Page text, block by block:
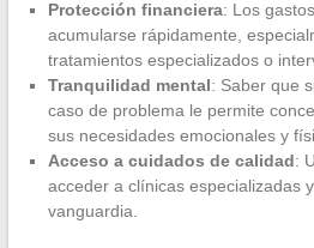
Protección financiera: Los
acumularse rápidamente,
tratamientos especializados o
Tranquilidad mental: Saber que
caso de problema le permite
sus necesidades emocionales y
Acceso a cuidados de calidad:
acceder a clínicas especializadas
vanguardia.